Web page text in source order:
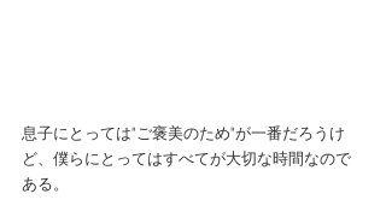
息子にとっては"ご褒美のため"が一番だろうけ
ど、僕らにとってはすべてが大切な時間なので
ある。